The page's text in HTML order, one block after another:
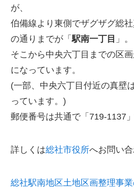
が、
伯備線より東側でザグザグ総
の通りまでが「駅南一丁目 」。
そこから中央六丁目までの区
になっています。
(一部、中央六丁目付近の真壁
っています。)
郵便番号は共通で「719-1137」
詳しくは総社市役所へお問い合
総社駅南地区土地区画整理事